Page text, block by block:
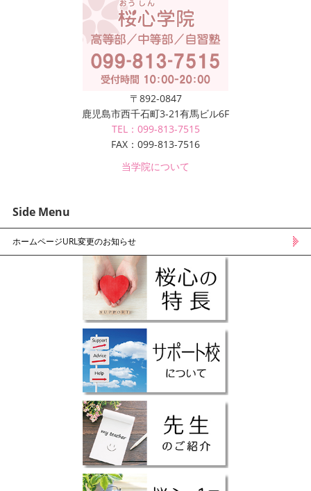
〒892-0847
鹿児島市西千石町3-21有馬ビル6F
TEL：099-813-7515
FAX：099-813-7516
当学院について
Side Menu
ホームページURL変更のお知らせ